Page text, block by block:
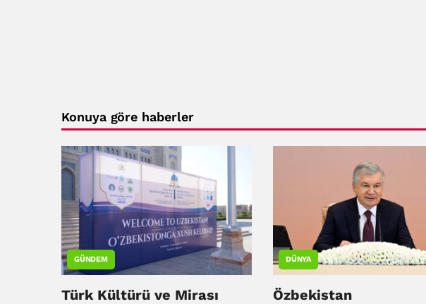
Konuya göre haberler
GÜNDEM
Türk Kültürü ve Mirası
DÜNYA
Özbekistan